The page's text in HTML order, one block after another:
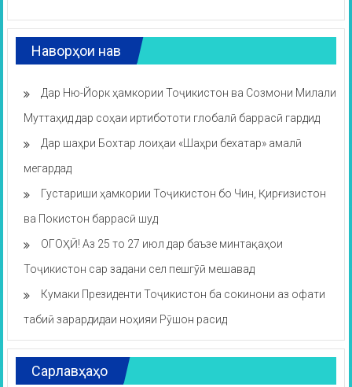
Наворҳои нав
Дар Ню-Йорк ҳамкории Тоҷикистон ва Созмони Милали
Муттаҳид дар соҳаи иртибототи глобалӣ баррасӣ гардид
Дар шаҳри Бохтар лоиҳаи «Шаҳри бехатар» амалӣ
мегардад
Густариши ҳамкории Тоҷикистон бо Чин, Қирғизистон
ва Покистон баррасӣ шуд
ОГОҲӢ! Аз 25 то 27 июл дар баъзе минтақаҳои
Тоҷикистон сар задани сел пешгӯӣ мешавад
Кумаки Президенти Тоҷикистон ба сокинони аз офати
табиӣ зарардидаи ноҳияи Рӯшон расид
Сарлавҳаҳо